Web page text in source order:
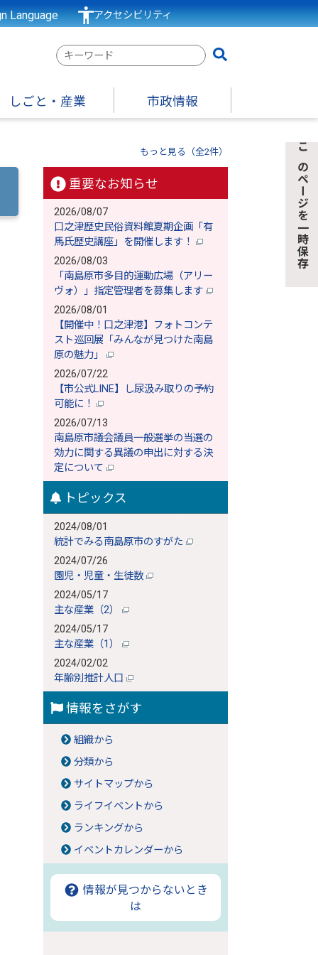
Language アクセシビリティ
検
ー
ワ
しごと・産業 市政情報
もっと見る（全2件）
重要なお知らせ
2026/08/07
口之津歴史民俗資料館夏期企画「有
馬氏歴史講座」を開催します！
2026/08/03
「南島原市多目的運動広場（アリー
ヴォ）」指定管理者を募集します
2026/08/01
【開催中！口之津港】フォトコンテ
スト巡回展「みんなが見つけた南島
原の魅力」
2026/07/22
【市公式LINE】し尿汲み取りの予約
可能に！
2026/07/13
南島原市議会議員一般選挙の当選の
効力に関する異議の申出に対する決
定について
トピックス
2024/08/01
統計でみる南島原市のすがた
2024/07/26
園児・児童・生徒数
2024/05/17
主な産業（2）
2024/05/17
主な産業（1）
2024/02/02
年齢別推計人口
情報をさがす
組織から
分類から
サイトマップから
ライフイベントから
ランキングから
イベントカレンダーから
情報が見つからないとき
は
このページを一時保存